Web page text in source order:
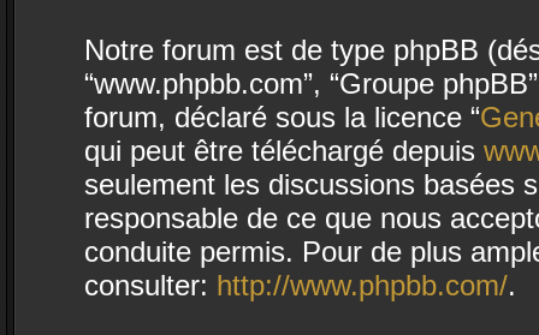
Notre forum est de type phpBB
“www.phpbb.com”, “Groupe
forum, déclaré sous la licence “
qui peut être téléchargé depuis
seulement les discussions basées
responsable de ce que nous
conduite permis. Pour de plus
consulter: http://www.phpbb.com/.